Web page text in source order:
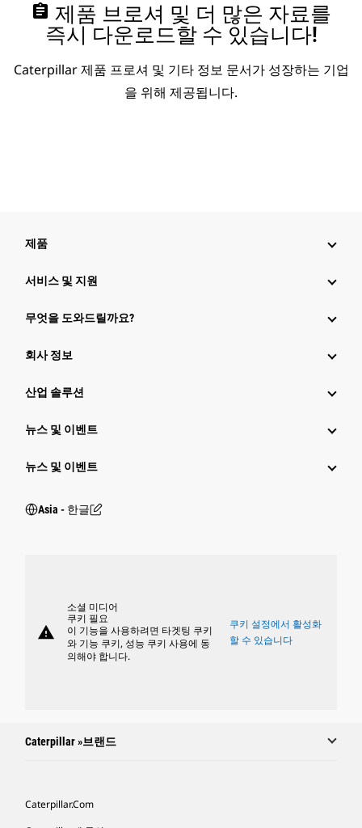
assignment 제품 브로셔 및 더 많은 자료를
즉시 다운로드할 수 있습니다!
Caterpillar 제품 프로셔 및 기타 정보 문서가 성장하는 기업
을 위해 제공됩니다.
제품
서비스 및 지원
무엇을 도와드릴까요?
회사 정보
산업 솔루션
뉴스 및 이벤트
뉴스 및 이벤트
Asia - 한글
warning
소셜 미디어
쿠키 필요
이 기능을 사용하려면 타겟팅 쿠키
와 기능 쿠키, 성능 쿠키 사용에 동
의해야 합니다.
쿠키 설정에서 활성화
할 수 있습니다
Caterpillar »브랜드
Caterpillar.com